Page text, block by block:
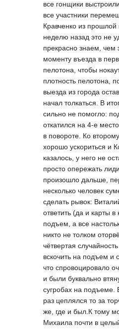
все гонщики
все участники
Кравченко из
неделю назад это не
прекрасно знаем, чем
моменту въезда в
пелотона, чтобы
плотность пелотона,
выезда из города
начал толкаться. В
сильно не помогло:
откатился на 4-е
в повороте. Ко
хорошо ускориться и
казалось, у него не
просто опережать
произошло дальше,
несколько человек
сделать рывок:
ответить (да и карты
подъем, а все
никто не толком
чётвертая
вскочить на подъем и
что спровоцировало
и были буквально
сугробах на подъеме.
раз цеплялся то за
же, где и был.К тому
Михаила почти в